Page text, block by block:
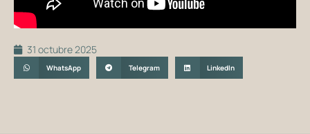
31 octubre 2025
WhatsApp Telegram LinkedIn